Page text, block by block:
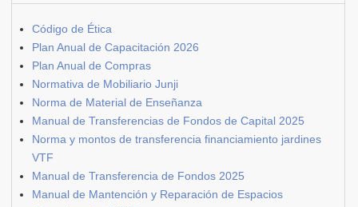
Código de Ética
Plan Anual de Capacitación 2026
Plan Anual de Compras
Normativa de Mobiliario Junji
Norma de Material de Enseñanza
Manual de Transferencias de Fondos de Capital 2025
Norma y montos de transferencia financiamiento jardines
VTF
Manual de Transferencia de Fondos 2025
Manual de Mantención y Reparación de Espacios